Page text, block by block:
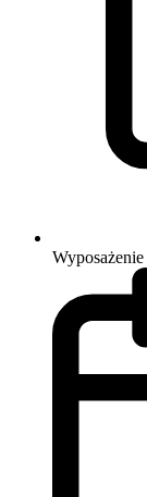
Wyposażenie